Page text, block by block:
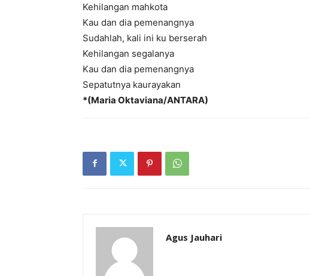
Kehilangan mahkota
Kau dan dia pemenangnya
Sudahlah, kali ini ku berserah
Kehilangan segalanya
Kau dan dia pemenangnya
Sepatutnya kaurayakan
*(Maria Oktaviana/ANTARA)
Agus Jauhari